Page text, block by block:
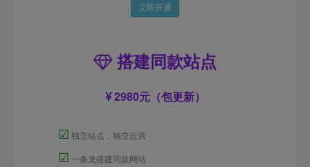
立即开通
搭建同款站点
2980元（包更新）
☑ 独立站点，独立运营
☑ 一条龙搭建同款网站